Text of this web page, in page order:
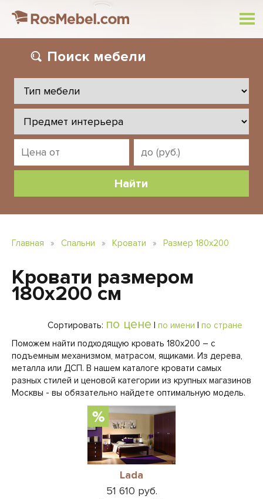
Поиск мебели
Главная » Спальни » Кровати » Размер 180х200
Кровати размером
180х200 см
Сортировать: по цене | по имени | по стране
Поможем найти подходящую кровать 180х200 – с
подъемным механизмом, матрасом, ящиками. Из дерева,
металла или ДСП. В нашем каталоге кровати самых
разных стилей и ценовой категории из крупных магазинов
Москвы - вы обязательно найдете оптимальную модель.
Lada
51 610 руб.